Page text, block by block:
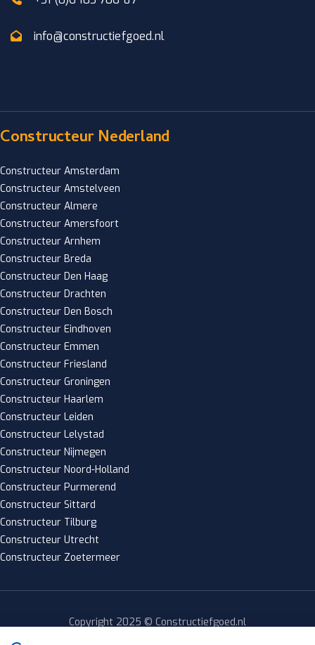
info@constructiefgoed.nl
Constructeur Nederland
Constructeur Amsterdam
Constructeur Amstelveen
Constructeur Almere
Constructeur Amersfoort
Constructeur Arnhem
Constructeur Breda
Constructeur Den Haag
Constructeur Drachten
Constructeur Den Bosch
Constructeur Eindhoven
Constructeur Emmen
Constructeur Friesland
Constructeur Groningen
Constructeur Haarlem
Constructeur Leiden
Constructeur Lelystad
Constructeur Nijmegen
Constructeur Noord-Holland
Constructeur Purmerend
Constructeur Sittard
Constructeur Tilburg
Constructeur Utrecht
Constructeur Zoetermeer
Copyright 2025 © Constructiefgoed.nl